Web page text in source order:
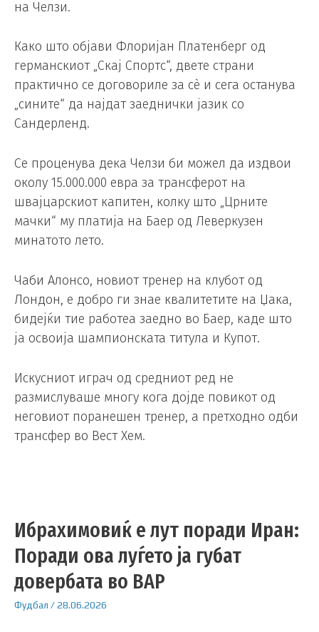
на Челзи.
Како што објави Флоријан Платенберг од
германскиот „Скај Спортс“, двете страни
практично се договориле за сè и сега останува
„сините“ да најдат заеднички јазик со
Сандерленд.
Се проценува дека Челзи би можел да издвои
околу 15.000.000 евра за трансферот на
швајцарскиот капитен, колку што „Црните
мачки“ му платија на Баер од Леверкузен
минатото лето.
Чаби Алонсо, новиот тренер на клубот од
Лондон, е добро ги знае квалитетите на Џака,
бидејќи тие работеа заедно во Баер, каде што
ја освоија шампионската титула и Купот.
Искусниот играч од средниот ред не
размислуваше многу кога дојде повикот од
неговиот поранешен тренер, а претходно одби
трансфер во Вест Хем.
Ибрахимовиќ е лут поради Иран:
Поради ова луѓето ја губат
довербата во ВАР
Фудбал /28.06.2026